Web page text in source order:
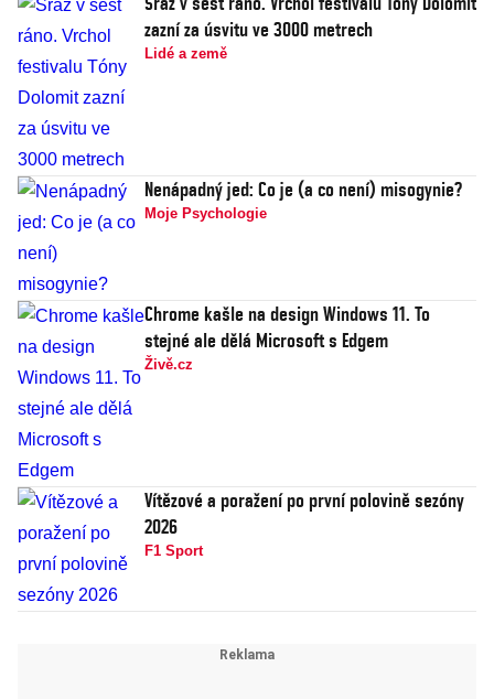
zazní za úsvitu ve 3000 metrech
Lidé a země
Nenápadný jed: Co je (a co není) misogynie?
Moje Psychologie
Chrome kašle na design Windows 11. To
stejné ale dělá Microsoft s Edgem
Živě.cz
Vítězové a poražení po první polovině sezóny
2026
F1 Sport